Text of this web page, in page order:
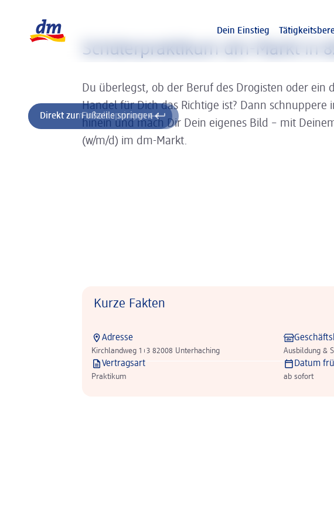
Direkt zum Inhalt springen
Direkt zur Fußzeile springen
Dein Einstieg
Schülerpraktikum dm-Markt in
Du überlegst, ob der Beruf des Drogisten oder ein
Handel für Dich das Richtige ist? Dann schnuppere
hinein und mach Dir Dein eigenes Bild – mit
(w/m/d) im dm-Markt.
Kurze Fakten
Adresse
Kirchlandweg 1+3 82008 Unterhaching Ausbildung &
Vertragsart
Praktikum
Datum
ab sofort